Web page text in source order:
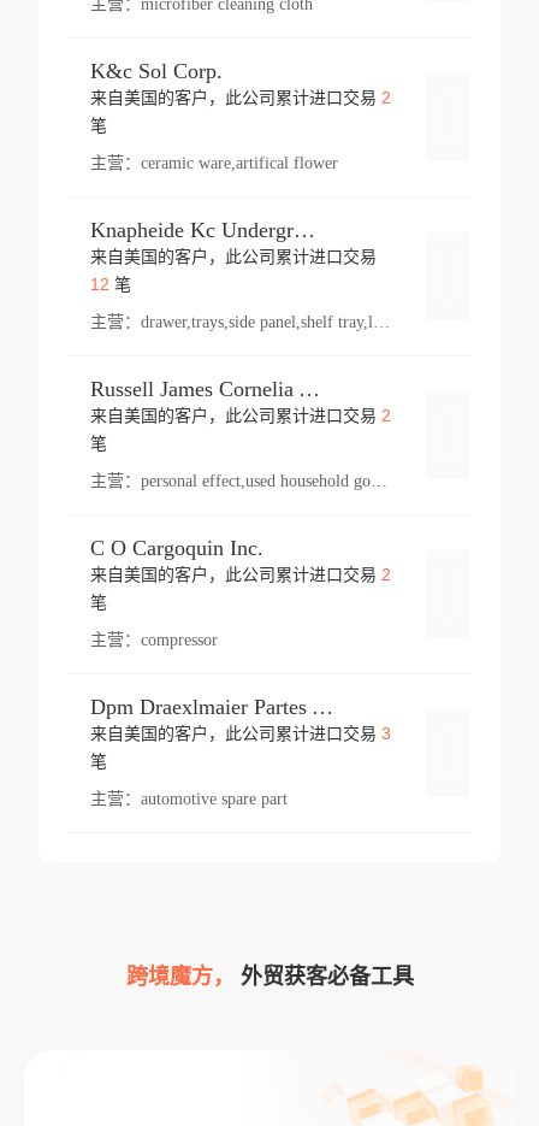
主营： microfiber cleaning cloth
K&c Sol Corp.
来自美国的客户，此公司累计进口交易 2
笔
主营： ceramic ware,artifical flower
Knapheide Kc Underground
来自美国的客户，此公司累计进口交易
12 笔
主营：
Russell James Cornelia Arlington Va
来自美国的客户，此公司累计进口交易 2
笔
主营： personal effect,used household goods
C O Cargoquin Inc.
来自美国的客户，此公司累计进口交易 2
笔
主营： compressor
Dpm Draexlmaier Partes Automotrices Corr Ind Huejotzingo
来自美国的客户，此公司累计进口交易 3
笔
主营： automotive spare part
跨境魔方， 外贸获客必备工具